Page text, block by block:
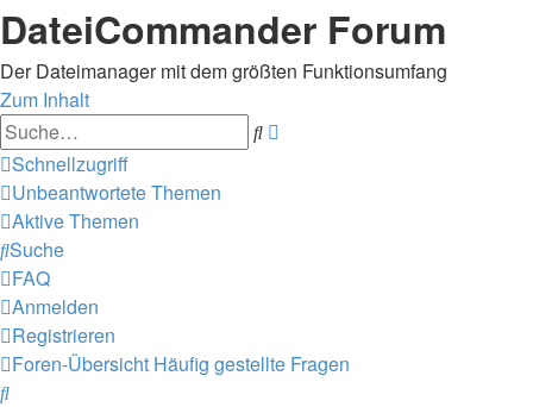
DateiCommander Forum
Der Dateimanager mit dem größten Funktionsumfang
Zum Inhalt
Suche
Schnellzugriff
Unbeantwortete Themen
Aktive Themen
Suche
FAQ
Anmelden
Registrieren
Foren-Übersicht Häufig gestellte Fragen
Suche